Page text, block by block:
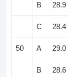
B 28.9
C 28.4
50 A 29.0
B 28.6